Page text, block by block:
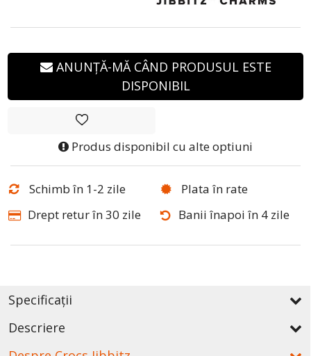
ANUNȚĂ-MĂ CÂND PRODUSUL ESTE
DISPONIBIL
Produs disponibil cu alte optiuni
Schimb în 1-2 zile
Plata în rate
Drept retur în 30 zile
Banii înapoi în 4 zile
Specificații
Descriere